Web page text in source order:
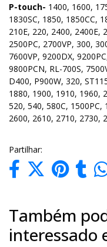
P-touch- 1400, 1600,
1830SC, 1850, 1850CC,
210E, 220, 2400, 2400E,
2500PC, 2700VP, 300,
7600VP, 9200DX,
9800PCN, RL-700S,
D400, P900W, 320,
1880, 1900, 1910, 1960,
520, 540, 580C,
2600, 2610, 2710, 2730,
Partilhar:
Também
interessado